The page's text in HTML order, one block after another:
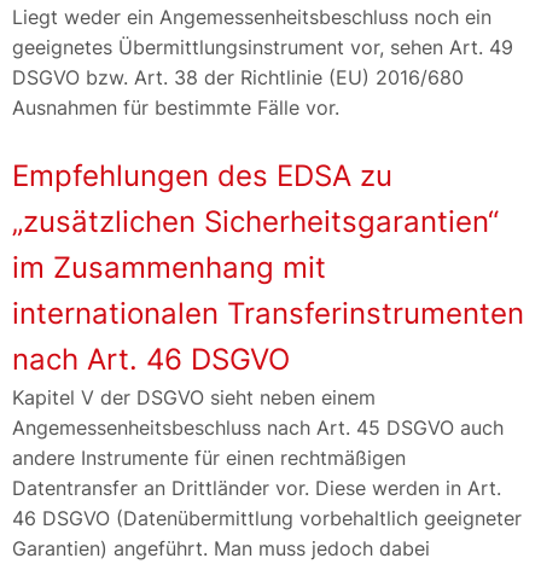
Liegt weder ein Angemessenheitsbeschluss noch ein
geeignetes Übermittlungsinstrument vor, sehen Art. 49
DSGVO bzw. Art. 38 der Richtlinie (EU) 2016/680
Ausnahmen für bestimmte Fälle vor.
Empfehlungen des EDSA zu
„zusätzlichen Sicherheitsgarantien“
im Zusammenhang mit
internationalen Transferinstrumenten
nach Art. 46 DSGVO
Kapitel V der DSGVO sieht neben einem
Angemessenheitsbeschluss nach Art. 45 DSGVO auch
andere Instrumente für einen rechtmäßigen
Datentransfer an Drittländer vor. Diese werden in Art.
46 DSGVO (Datenübermittlung vorbehaltlich geeigneter
Garantien) angeführt. Man muss jedoch dabei